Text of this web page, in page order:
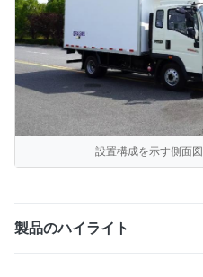
設置構成を示す側面図
製品のハイライト